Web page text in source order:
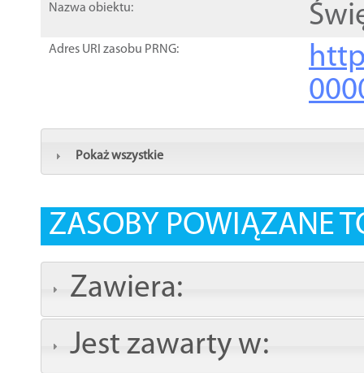
Nazwa obiektu:
Adres URI zasobu PRNG:
Pokaż wszystkie
ZASOBY POWIĄZANE
Zawiera:
Jest zawarty w: